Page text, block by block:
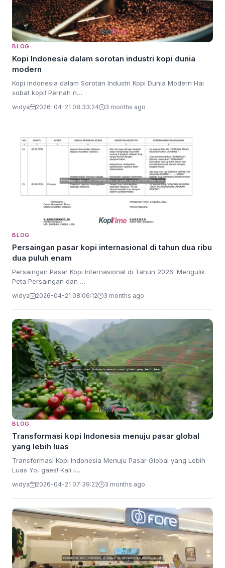
BLOG
Kopi Indonesia dalam sorotan industri kopi dunia
modern
Kopi Indonesia dalam Sorotan Industri Kopi Dunia Modern Hai
sobat kopi! Pernah n…
widya 2026-04-21 08:33:24 3 months ago
BLOG
Persaingan pasar kopi internasional di tahun dua ribu
dua puluh enam
Persaingan Pasar Kopi Internasional di Tahun 2026: Mengulik
Peta Persaingan dan …
widya 2026-04-21 08:06:12 3 months ago
BLOG
Transformasi kopi Indonesia menuju pasar global
yang lebih luas
Transformasi Kopi Indonesia Menuju Pasar Global yang Lebih
Luas Yo, gaes! Kali i…
widya 2026-04-21 07:39:22 3 months ago